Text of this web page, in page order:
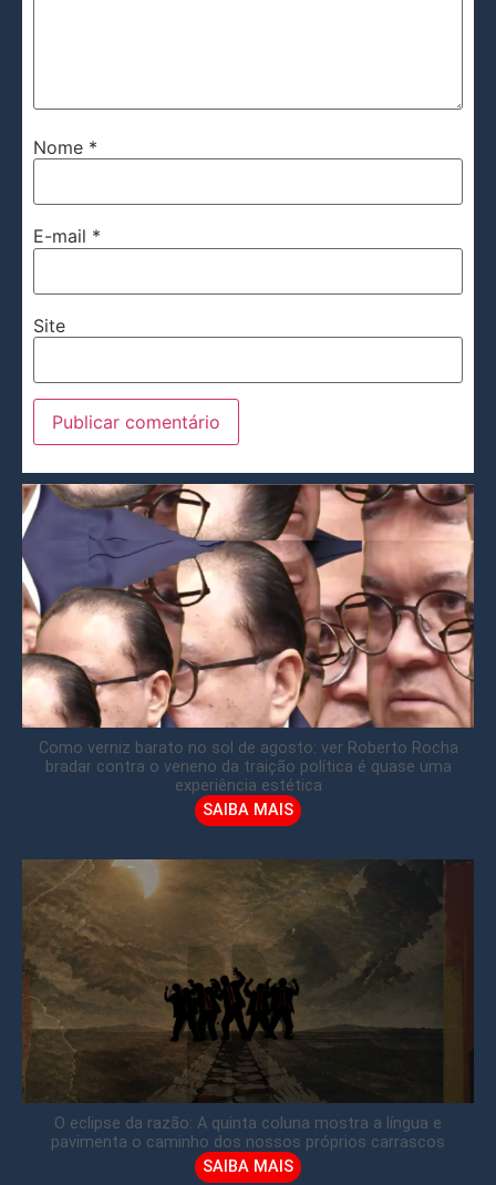
Nome *
E-mail *
Site
Como verniz barato no sol de agosto: ver Roberto Rocha
bradar contra o veneno da traição política é quase uma
experiência estética
SAIBA MAIS
O eclipse da razão: A quinta coluna mostra a língua e
pavimenta o caminho dos nossos próprios carrascos
SAIBA MAIS